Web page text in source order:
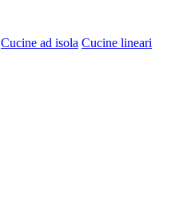
Cucine ad isola Cucine lineari